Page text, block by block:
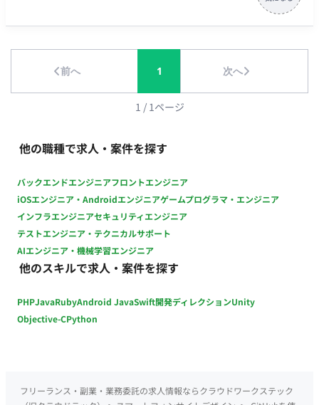
クライアントの事業課題や「なぜやりたいのか」を言語化しPJ
課題を定義 ・定性的かつ定量的なゴール設定 ・プロダクトロー
を提供 ・リリース後の改善 ツール AIツール：ChatGPT、
Gemini Pro、NotebookLM、Claude、Cursor 、midjourney、
Figma Make デザイン作成：Adobe Creative Cloud、Figma、
ュメント：Strap、Notion、Keynote
前へ 1 次へ
1 / 1ページ
他の職種で求人・案件を探す
バックエンドエンジニアフロントエンジニア
iOSエンジニア・Androidエンジニアゲームプログラマ・エンジニア
インフラエンジニアセキュリティエンジニア
テストエンジニア・テクニカルサポート
AIエンジニア・機械学習エンジニア
他のスキルで求人・案件を探す
PHPJavaRubyAndroid JavaSwift開発ディレクションUnity
Objective-CPython
フリーランス・副業・業務委託の求人情報ならクラウドワークステック